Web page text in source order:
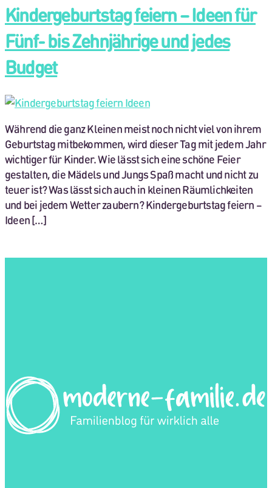
Kindergeburtstag feiern – Ideen für
Fünf- bis Zehnjährige und jedes
Budget
Während die ganz Kleinen meist noch nicht viel von ihrem
Geburtstag mitbekommen, wird dieser Tag mit jedem Jahr
wichtiger für Kinder. Wie lässt sich eine schöne Feier
gestalten, die Mädels und Jungs Spaß macht und nicht zu
teuer ist? Was lässt sich auch in kleinen Räumlichkeiten
und bei jedem Wetter zaubern? Kindergeburtstag feiern –
Ideen […]